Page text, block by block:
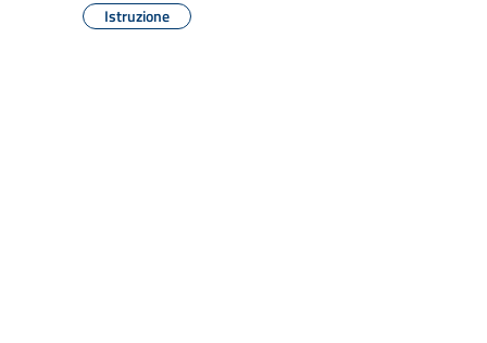
Istruzione